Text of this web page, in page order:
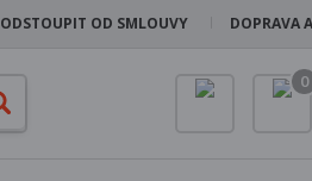
ODSTOUPIT OD SMLOUVY DOPRAVA
0